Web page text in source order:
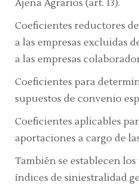
Ajena Agrarios (art. 13).
Coeficientes reductores
a las empresas excluidas
a las empresas
Coeficientes para
supuestos de convenio
Coeficientes aplicables
aportaciones a cargo de
También se establecen
índices de siniestralidad